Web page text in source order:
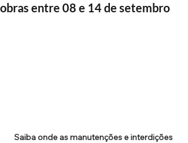
obras entre 08 e 14 de setembro
Saiba onde as manutenções e interdições